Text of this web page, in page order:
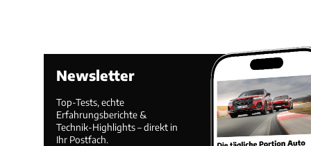
Newsletter
Top-Tests, echte
Erfahrungsberichte &
Technik-Highlights – direkt in
Ihr Postfach.